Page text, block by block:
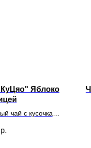
Яблоко
чай с кусочками
р.